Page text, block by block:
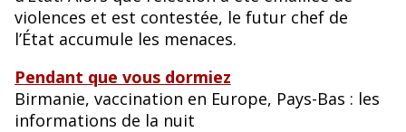
violences et est contestée, le futur chef de
l’État accumule les menaces.
Pendant que vous dormiez
Birmanie, vaccination en Europe, Pays-Bas : les
informations de la nuit